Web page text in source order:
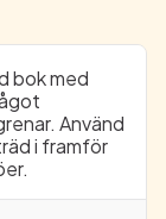
bok med
Använd
i framför